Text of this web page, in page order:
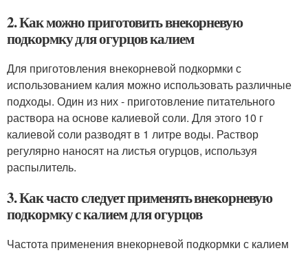
2. Как можно приготовить внекорневую
подкормку для огурцов калием
Для приготовления внекорневой подкормки с
использованием калия можно использовать различные
подходы. Один из них - приготовление питательного
раствора на основе калиевой соли. Для этого 10 г
калиевой соли разводят в 1 литре воды. Раствор
регулярно наносят на листья огурцов, используя
распылитель.
3. Как часто следует применять внекорневую
подкормку с калием для огурцов
Частота применения внекорневой подкормки с калием